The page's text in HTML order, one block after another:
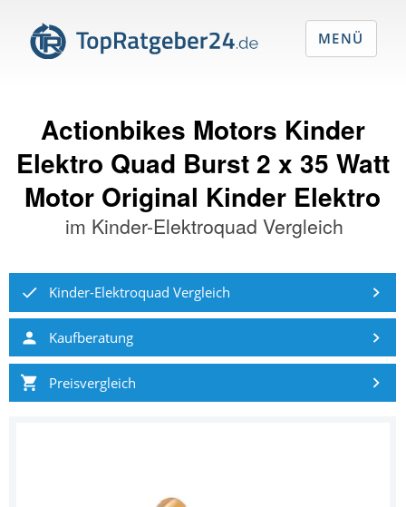
Actionbikes Motors Kinder
Elektro Quad Burst 2 x 35 Watt
Motor Original Kinder Elektro
im Kinder-Elektroquad Vergleich
Kinder-Elektroquad Vergleich
Kaufberatung
Preisvergleich
MENÜ